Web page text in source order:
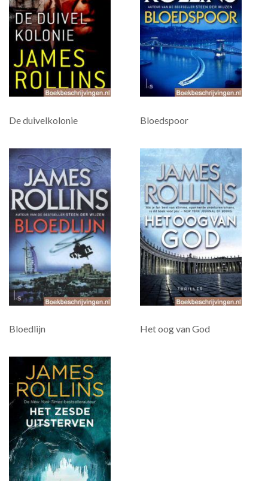
De duivelkolonie Bloedspoor
Bloedlijn Het oog van God